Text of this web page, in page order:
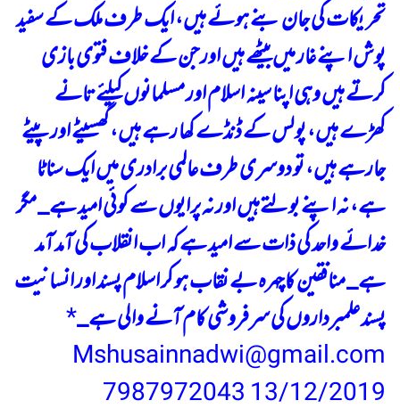
تحریکات کی جان بنے ہوئے ہیں، ایک طرف ملک کے سفید
پوش اپنے غار میں بیٹھے ہیں اور جن کے خلاف فتوی بازی
کرتے ہیں وہی اپنا سینہ اسلام اور مسلمانوں کیلئے تانے
کھڑے ہیں، پولس کے ڈنڈے کھا رہے ہیں، گھسیٹے اور پیٹے
جارہے ہیں، تو دوسری طرف عالمی برادری میں ایک سناٹا
ہے، نہ اپنے بولتےہیں اور نہ پرایوں سے کوئی امید ہے_ مگر
خدائے واحد کی ذات سے امید ہے کہ اب انقلاب کی آمد آمد
ہے_ منافقین کا چہرہ بے نقاب ہو کر اسلام پسند اور انسانیت
پسند علمبرداروں کی سرفروشی کام آنے والی ہے_*
Mshusainnadwi@gmail.com
798797204313/12/2019